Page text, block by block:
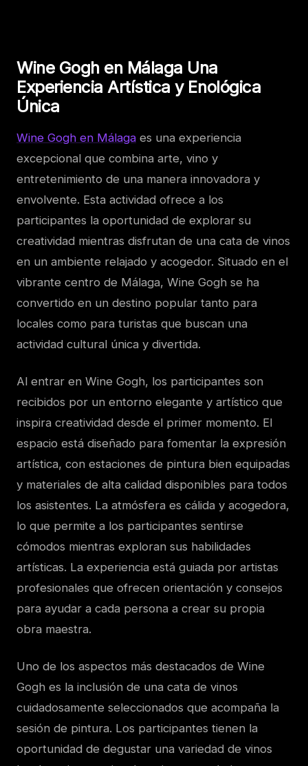
Wine Gogh en Málaga Una
Experiencia Artística y Enológica
Única
Wine Gogh en Málaga es una experiencia
excepcional que combina arte, vino y
entretenimiento de una manera innovadora y
envolvente. Esta actividad ofrece a los
participantes la oportunidad de explorar su
creatividad mientras disfrutan de una cata de vinos
en un ambiente relajado y acogedor. Situado en el
vibrante centro de Málaga, Wine Gogh se ha
convertido en un destino popular tanto para
locales como para turistas que buscan una
actividad cultural única y divertida.
Al entrar en Wine Gogh, los participantes son
recibidos por un entorno elegante y artístico que
inspira creatividad desde el primer momento. El
espacio está diseñado para fomentar la expresión
artística, con estaciones de pintura bien equipadas
y materiales de alta calidad disponibles para todos
los asistentes. La atmósfera es cálida y acogedora,
lo que permite a los participantes sentirse
cómodos mientras exploran sus habilidades
artísticas. La experiencia está guiada por artistas
profesionales que ofrecen orientación y consejos
para ayudar a cada persona a crear su propia
obra maestra.
Uno de los aspectos más destacados de Wine
Gogh es la inclusión de una cata de vinos
cuidadosamente seleccionados que acompaña la
sesión de pintura. Los participantes tienen la
oportunidad de degustar una variedad de vinos